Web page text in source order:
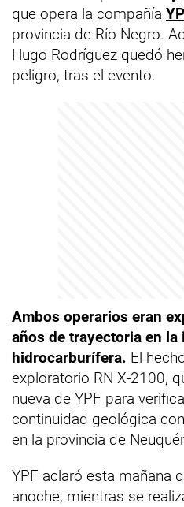
que opera la compañía
provincia de Río Negro.
Hugo Rodríguez quedó
peligro, tras el evento.
Ambos operarios eran
años de trayectoria en la
hidrocarburífera. El
exploratorio RN X-2100,
nueva de YPF para
continuidad geológica
en la provincia de
YPF aclaró esta mañana
anoche, mientras se